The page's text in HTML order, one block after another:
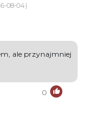
08-04)
ale przynajmniej
0